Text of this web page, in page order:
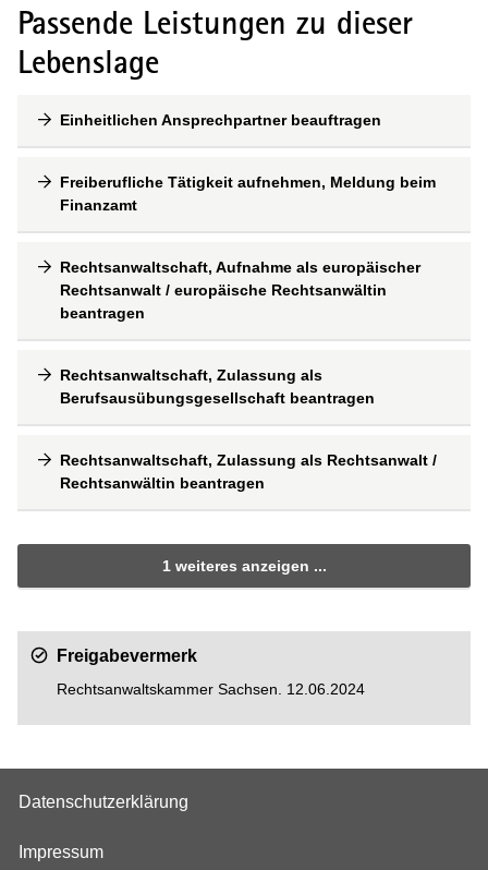
Passende Leistungen zu dieser
Lebenslage
Einheitlichen Ansprechpartner beauftragen
Freiberufliche Tätigkeit aufnehmen, Meldung beim
Finanzamt
Rechtsanwaltschaft, Aufnahme als europäischer
Rechtsanwalt / europäische Rechtsanwältin
beantragen
Rechtsanwaltschaft, Zulassung als
Berufsausübungsgesellschaft beantragen
Rechtsanwaltschaft, Zulassung als Rechtsanwalt /
Rechtsanwältin beantragen
1 weiteres anzeigen ...
Freigabevermerk
Rechtsanwaltskammer Sachsen. 12.06.2024
Datenschutzerklärung
Impressum